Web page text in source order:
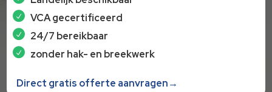
VCA gecertificeerd
24/7 bereikbaar
zonder hak- en breekwerk
Direct gratis offerte aanvragen→